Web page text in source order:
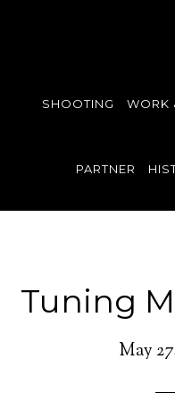
SHOOTING WORK
PARTNER
Tuning
May